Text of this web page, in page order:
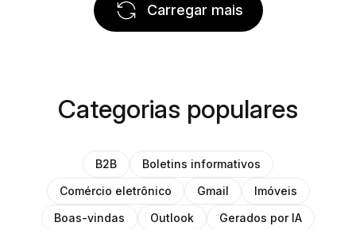
Carregar mais
Categorias populares
B2B
Boletins informativos
Comércio eletrônico
Gmail
Imóveis
Boas-vindas
Outlook
Gerados por IA